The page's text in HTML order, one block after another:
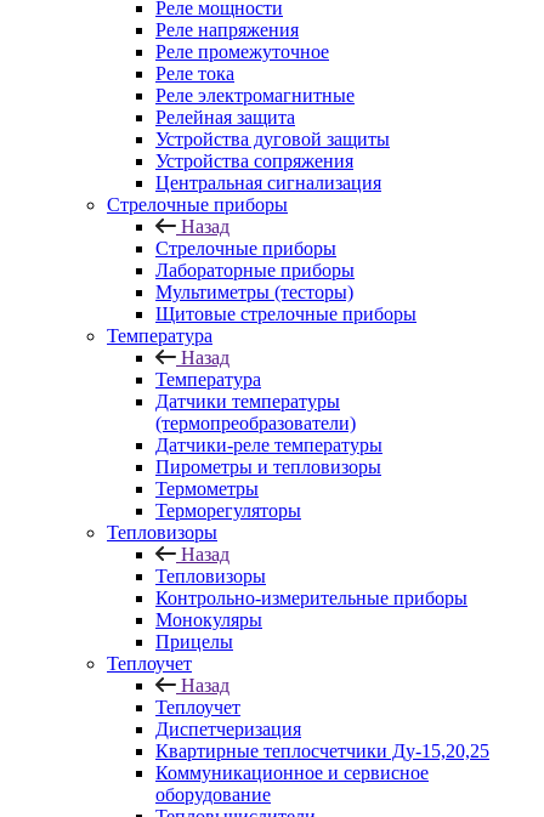
Реле мощности
Реле напряжения
Реле промежуточное
Реле тока
Реле электромагнитные
Релейная защита
Устройства дуговой защиты
Устройства сопряжения
Центральная сигнализация
Стрелочные приборы
Назад
Стрелочные приборы
Лабораторные приборы
Мультиметры (тесторы)
Щитовые стрелочные приборы
Температура
Назад
Температура
Датчики температуры
(термопреобразователи)
Датчики-реле температуры
Пирометры и тепловизоры
Термометры
Терморегуляторы
Тепловизоры
Назад
Тепловизоры
Контрольно-измерительные приборы
Монокуляры
Прицелы
Теплоучет
Назад
Теплоучет
Диспетчеризация
Квартирные теплосчетчики Ду-15,20,25
Коммуникационное и сервисное
оборудование